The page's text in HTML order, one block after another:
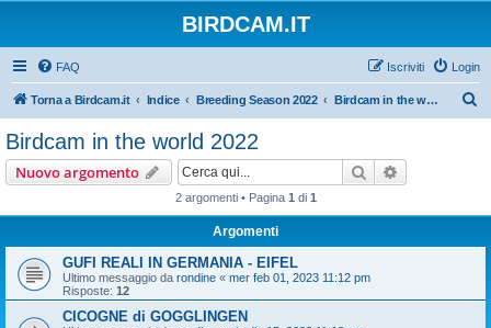
BIRDCAM.IT
FAQ Login
Iscriviti
Torna a Birdcam.it Indice Breeding Season 2022 Birdcam in the world 2022
Birdcam in the world 2022
Nuovo argomento Cerca
2 argomenti • Pagina 1 di 1
Argomenti
GUFI REALI IN GERMANIA - EIFEL
Ultimo messaggio da rondine « mer feb 01, 2023 11:12 pm
Risposte: 12
CICOGNE di GOGGLINGEN